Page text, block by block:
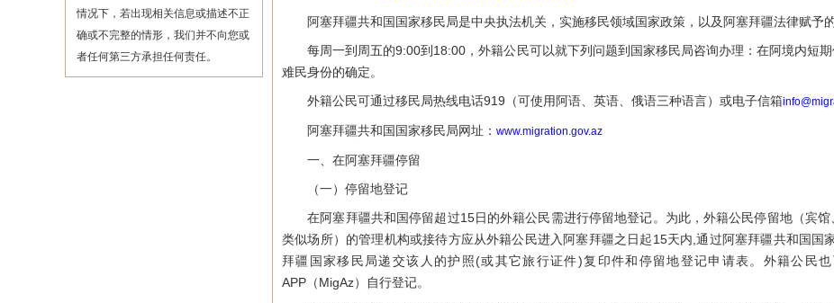
情况下，若出现相关信息或描述不正
确或不完整的情形，我们并不向您或
者任何第三方承担任何责任。
阿塞拜疆共和国国家移民局是中央执法机关，实施移民领域国家政策，以及阿塞拜疆法律赋予的
每周一到周五的9:00到18:00，外籍公民可以就下列问题到国家移民局咨询办理：在阿境内短期
难民身份的确定。
外籍公民可通过移民局热线电话919（可使用阿语、英语、俄语三种语言）或电子信箱
阿塞拜疆共和国国家移民局网址： www.migration.gov.az
一、在阿塞拜疆停留
（一）停留地登记
在阿塞拜疆共和国停留超过15日的外籍公民需进行停留地登记。为此，外籍公民停留地（宾馆
类似场所）的管理机构或接待方应从外籍公民进入阿塞拜疆之日起15天内,通过阿塞拜疆共和国国
拜疆国家移民局递交该人的护照(或其它旅行证件)复印件和停留地登记申请表。外籍公民
APP（MigAz）自行登记。